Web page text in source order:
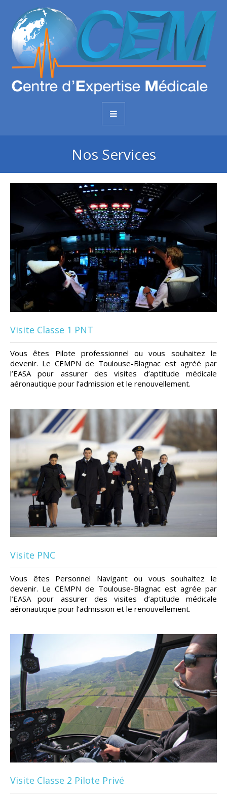
Nos Services
Visite Classe 1 PNT
Vous êtes Pilote professionnel ou vous souhaitez le
devenir. Le CEMPN de Toulouse-Blagnac est agréé par
l’EASA pour assurer des visites d’aptitude médicale
aéronautique pour l’admission et le renouvellement.
Visite PNC
Vous êtes Personnel Navigant ou vous souhaitez le
devenir. Le CEMPN de Toulouse-Blagnac est agrée par
l’EASA pour assurer des visites d’aptitude médicale
aéronautique pour l’admission et le renouvellement.
Visite Classe 2 Pilote Privé